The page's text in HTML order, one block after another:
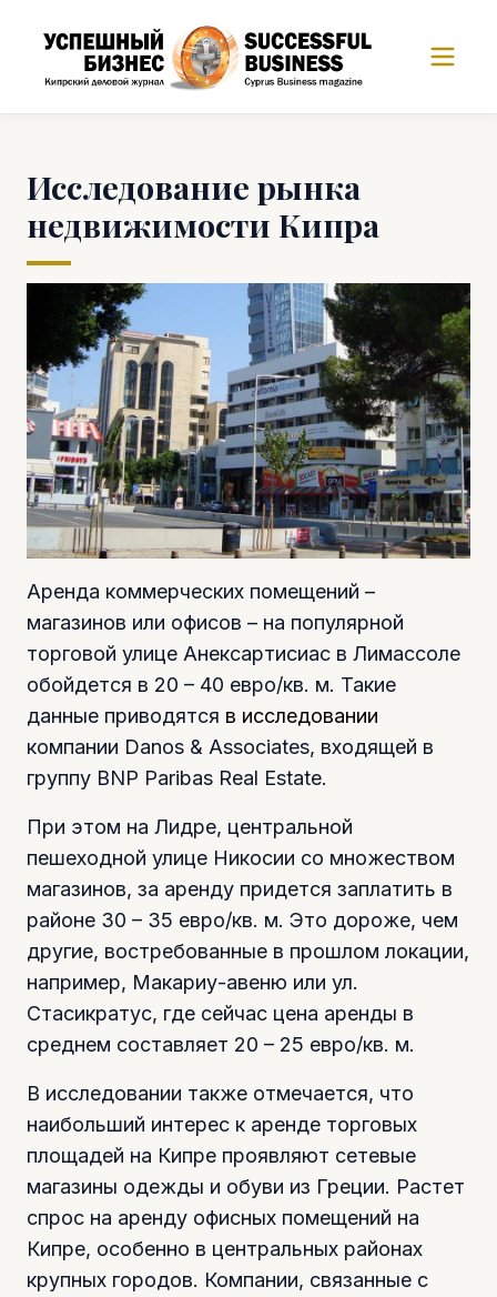
Исследование рынка
недвижимости Кипра
Аренда коммерческих помещений –
магазинов или офисов – на популярной
торговой улице Анексартисиас в Лимассоле
обойдется в 20 – 40 евро/кв. м. Такие
данные приводятся в исследовании
компании Danos & Associates, входящей в
группу BNP Paribas Real Estate.
При этом на Лидре, центральной
пешеходной улице Никосии со множеством
магазинов, за аренду придется заплатить в
районе 30 – 35 евро/кв. м. Это дороже, чем
другие, востребованные в прошлом локации,
например, Макариу-авеню или ул.
Стасикратус, где сейчас цена аренды в
среднем составляет 20 – 25 евро/кв. м.
В исследовании также отмечается, что
наибольший интерес к аренде торговых
площадей на Кипре проявляют сетевые
магазины одежды и обуви из Греции. Растет
спрос на аренду офисных помещений на
Кипре, особенно в центральных районах
крупных городов. Компании, связанные с